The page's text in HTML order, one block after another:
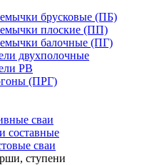
брусковые (ПБ)
плоские (ПП)
балочные (ПГ)
двухполочные
РВ
(ПРГ)
сваи
составные
сваи
ступени